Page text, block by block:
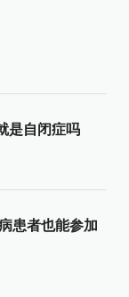
是自闭症吗
患者也能参加